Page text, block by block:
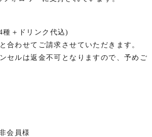
＋ドリンク代込)
合わせてご請求させていただきます。
セルは返金不可となりますので、予めご
会員様